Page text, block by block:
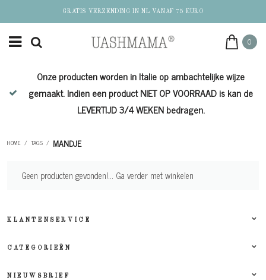
GRATIS VERZENDING IN NL VANAF 75 EURO
0
Onze producten worden in Italie op ambachtelijke wijze
gemaakt. Indien een product NIET OP VOORRAAD is kan de
LEVERTIJD 3/4 WEKEN bedragen.
HOME / TAGS / MANDJE
Geen producten gevonden!... Ga verder met winkelen
KLANTENSERVICE
CATEGORIEËN
NIEUWSBRIEF